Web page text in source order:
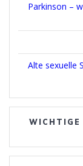
Parkinson –
Alte sexuelle
WICHTIGE